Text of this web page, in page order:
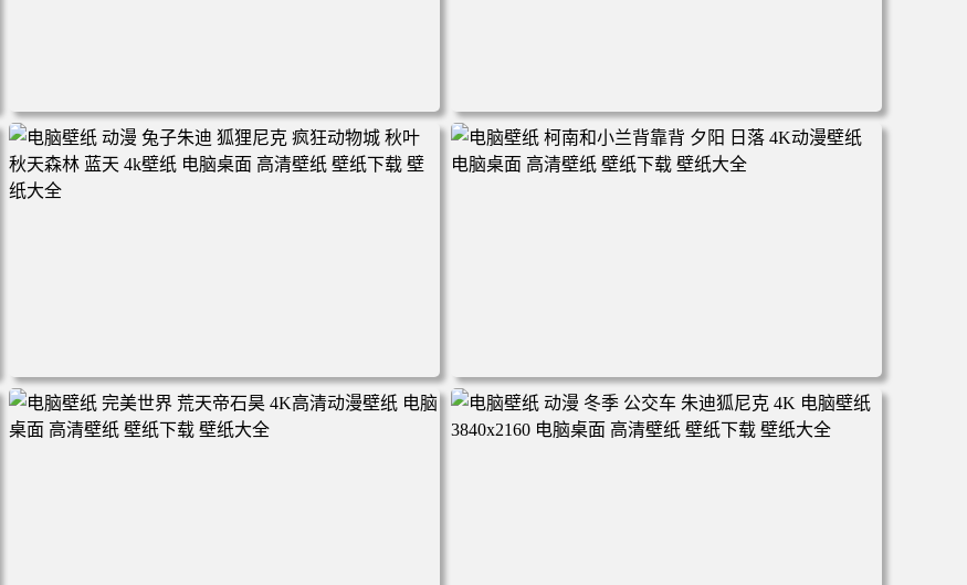
电脑壁纸 动漫角色 卡通场景 夏日休闲 夏日壁纸 治愈系 童
年回忆 荷塘荷叶 蜡笔小新 电脑桌面 高清壁纸 壁纸下载 壁
纸大全
电脑壁纸 动漫 凡人修仙传 韩立 结婴 4k壁纸 3840x2160 电
脑桌面 高清壁纸 壁纸下载 壁纸大全
电脑壁纸 动漫 兔子朱迪 狐狸尼克 疯狂动物城 秋叶 秋天森
林 蓝天 4k壁纸 电脑桌面 高清壁纸 壁纸下载 壁纸大全
电脑壁纸 柯南和小兰背靠背 夕阳 日落 4K动漫壁纸 电脑桌
面 高清壁纸 壁纸下载 壁纸大全